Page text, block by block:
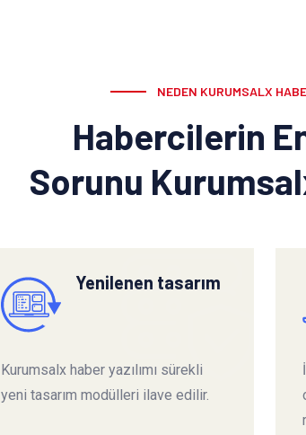
NEDEN KURUMSALX
Habercilerin
Sorunu
Yenilenen tasarım
Kurumsalx haber yazılımı sürekli
yeni tasarım modülleri ilave edilir.